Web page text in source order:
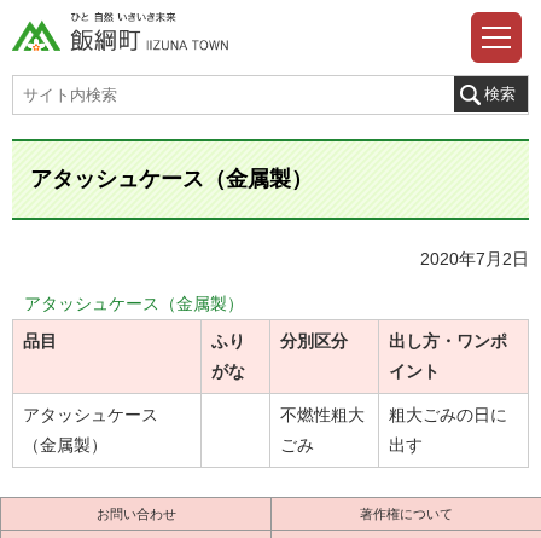
アタッシュケース（金属製）
2020年7月2日
アタッシュケース（金属製）
品目
ふり
がな
分別区分
出し方・ワンポ
イント
アタッシュケース
（金属製）
不燃性粗大
ごみ
粗大ごみの日に
出す
お問い合わせ 著作権について